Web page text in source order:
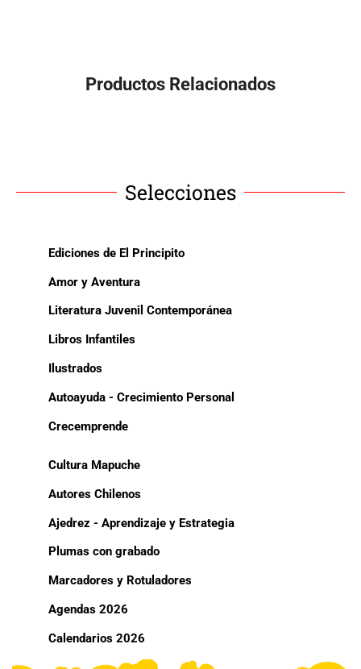
Productos Relacionados
Selecciones
Ediciones de El Principito
Amor y Aventura
Literatura Juvenil Contemporánea
Libros Infantiles
Ilustrados
Autoayuda - Crecimiento Personal
Crecemprende
Cultura Mapuche
Autores Chilenos
Ajedrez - Aprendizaje y Estrategia
Plumas con grabado
Marcadores y Rotuladores
Agendas 2026
Calendarios 2026